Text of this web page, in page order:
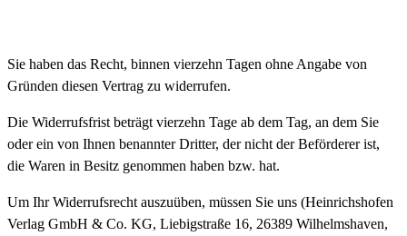
Sie haben das Recht, binnen vierzehn Tagen ohne Angabe von
Gründen diesen Vertrag zu widerrufen.
Die Widerrufsfrist beträgt vierzehn Tage ab dem Tag, an dem Sie
oder ein von Ihnen benannter Dritter, der nicht der Beförderer ist,
die Waren in Besitz genommen haben bzw. hat.
Um Ihr Widerrufsrecht auszuüben, müssen Sie uns (Heinrichshofen
Verlag GmbH & Co. KG, Liebigstraße 16, 26389 Wilhelmshaven,